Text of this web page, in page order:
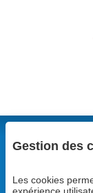
CENTRE
Siège : 1 rue
Gestion des
Les cookies